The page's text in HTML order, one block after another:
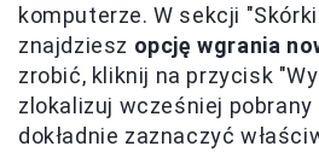
komputerze. W sekcji
znajdziesz opcję wgrania
zrobić, kliknij na przycisk
zlokalizuj wcześniej pobrany
dokładnie zaznaczyć